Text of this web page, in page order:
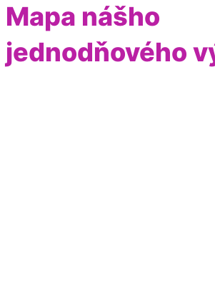
Mapa nášho
jednodňového